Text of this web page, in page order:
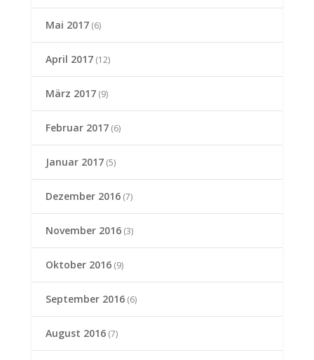
Mai 2017(6)
April 2017(12)
März 2017(9)
Februar 2017(6)
Januar 2017(5)
Dezember 2016(7)
November 2016(3)
Oktober 2016(9)
September 2016(6)
August 2016(7)